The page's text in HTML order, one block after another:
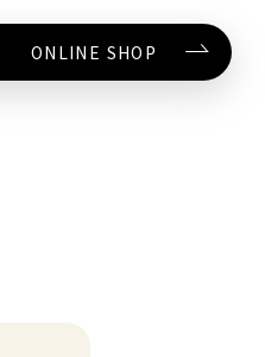
ONLINE SHOP